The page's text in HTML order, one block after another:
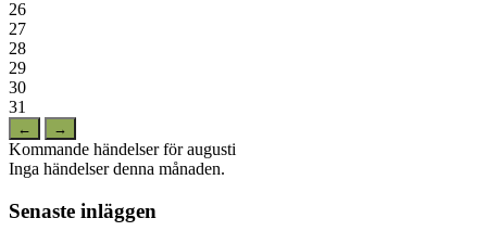
26
27
28
29
30
31
← →
Kommande händelser för augusti
Inga händelser denna månaden.
Senaste inläggen